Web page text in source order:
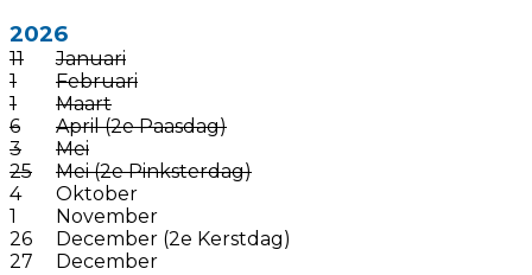
2026
11
Januari
1
Februari
1
Maart
6
April (2e Paasdag)
3
Mei
25
Mei (2e Pinksterdag)
4
Oktober
1
November
26
December (2e Kerstdag)
27
December